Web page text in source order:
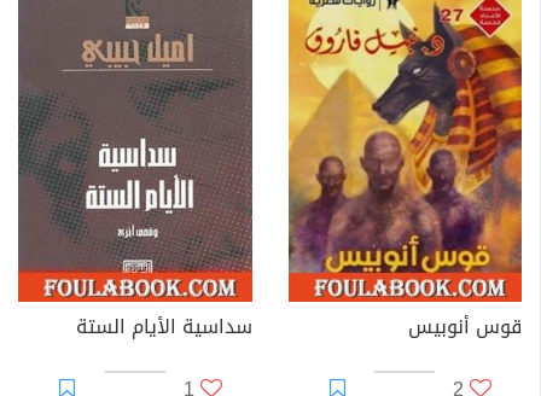
قوس أنوبيس
سداسية الأيام الستة